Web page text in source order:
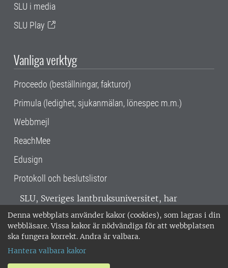
Denna webbplats använder kakor (cookies), som lagras i din
webbläsare. Vissa kakor är nödvändiga för att webbplatsen
ska fungera korrekt. Andra är valbara.
Hantera valbara kakor
SLU i media
SLU Play
Vanliga verktyg
Proceedo (beställningar, fakturor)
Primula (ledighet, sjukanmälan, lönespec m.m.)
Webbmejl
ReachMee
Edusign
Protokoll och beslutslistor
SLU, Sveriges lantbruksuniversitet, har
verksamhet över hela Sverige. Huvudorter är
Alnarp, Uppsala och Umeå.SLU är
miljöcertifierat enligt ISO 14001. •
018-67 10 00 • Org nr: 202100-2817 •